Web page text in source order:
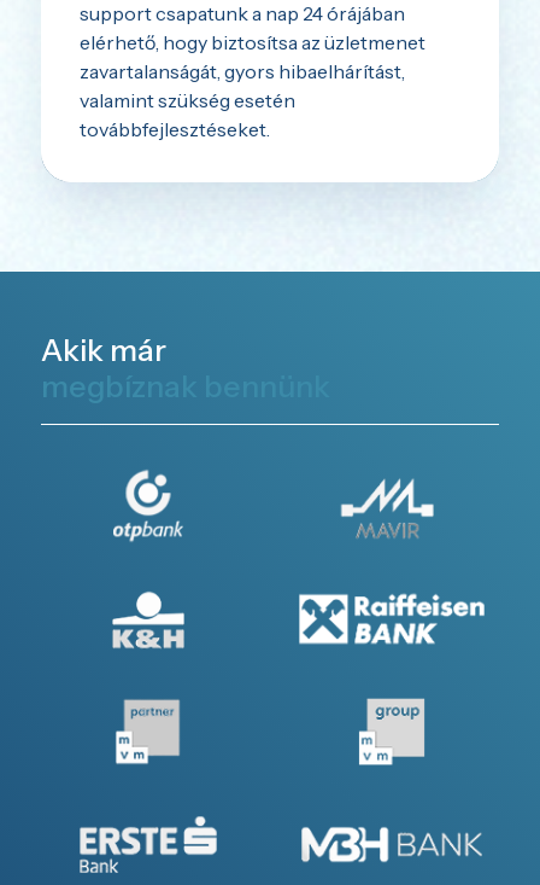
support csapatunk a nap 24 órájában
elérhető, hogy biztosítsa az üzletmenet
zavartalanságát, gyors hibaelhárítást,
valamint szükség esetén
továbbfejlesztéseket.
Akik már
megbíznak bennünk